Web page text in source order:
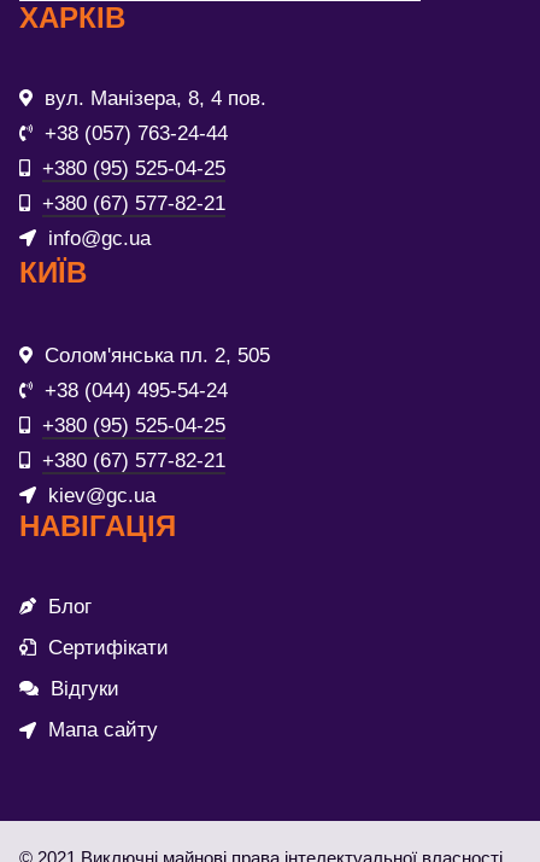
ХАРКІВ
вул. Манізера, 8, 4 пов.
+38 (057) 763-24-44
+380 (95) 525-04-25
+380 (67) 577-82-21
info@gc.ua
КИЇВ
Солом'янська пл. 2, 505
+38 (044) 495-54-24
+380 (95) 525-04-25
+380 (67) 577-82-21
kiev@gc.ua
НАВІГАЦІЯ
Блог
Сертифікати
Відгуки
Мапа сайту
© 2021 Виключні майнові права інтелектуальної власності